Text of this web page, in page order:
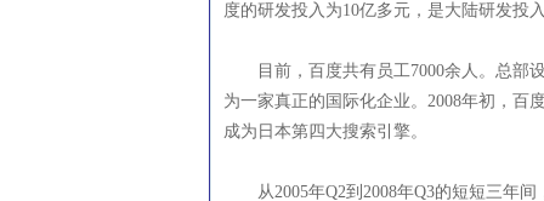
度的研发投入为10亿多元，是大陆研发投
目前，百度共有员工7000余人。总部设
为一家真正的国际化企业。2008年初，百
成为日本第四大搜索引擎。
从2005年Q2到2008年Q3的短短三年间